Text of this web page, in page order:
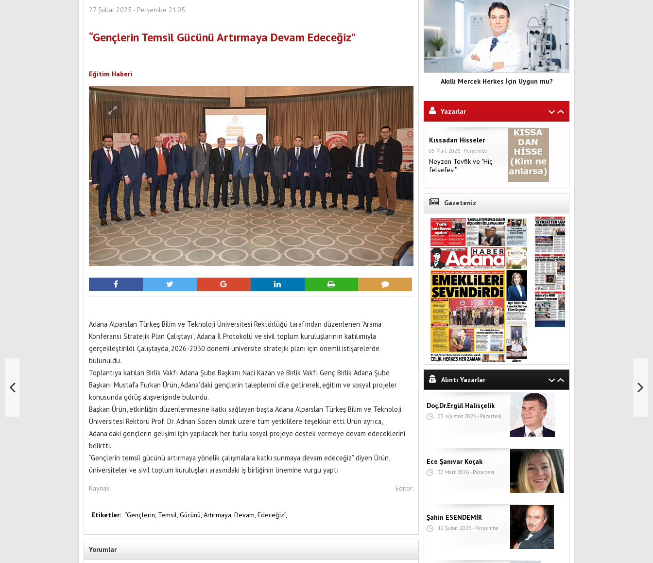
27 Şubat 2025 - Perşembe 21:05
“Gençlerin Temsil Gücünü Artırmaya Devam Edeceğiz”
Eğitim Haberi
Adana Alparslan Türkeş Bilim ve Teknoloji Üniversitesi Rektörlüğü tarafından düzenlenen “Arama
Konferansı Stratejik Plan Çalıştayı”, Adana İl Protokolü ve sivil toplum kuruluşlarının katılımıyla
gerçekleştirildi. Çalıştayda, 2026-2030 dönemi üniversite stratejik planı için önemli istişarelerde
bulunuldu.
Toplantıya katılan Birlik Vakfı Adana Şube Başkanı Naci Kazan ve Birlik Vakfı Genç Birlik Adana Şube
Başkanı Mustafa Furkan Ürün, Adana’daki gençlerin taleplerini dile getirerek, eğitim ve sosyal projeler
konusunda görüş alışverişinde bulundu.
Başkan Ürün, etkinliğin düzenlenmesine katkı sağlayan başta Adana Alparslan Türkeş Bilim ve Teknoloji
Üniversitesi Rektörü Prof. Dr. Adnan Sözen olmak üzere tüm yetkililere teşekkür etti. Ürün ayrıca,
Adana’daki gençlerin gelişimi için yapılacak her türlü sosyal projeye destek vermeye devam edeceklerini
belirtti.
“Gençlerin temsil gücünü artırmaya yönelik çalışmalara katkı sunmaya devam edeceğiz” diyen Ürün,
üniversiteler ve sivil toplum kuruluşları arasındaki iş birliğinin önemine vurgu yaptı
Kaynak: Editör:
Etiketler: “Gençlerin, Temsil, Gücünü, Artırmaya, Devam, Edeceğiz”,
Yorumlar
Akıllı Mercek Herkes İçin Uygun mu?
Yazarlar
Kıssadan Hisseler
05 Mart 2026 - Perşembe
Neyzen Tevfik ve "Hiç
felsefesi"
Gazeteniz
Alıntı Yazarlar
Doç.Dr.Ergül Halisçelik
03 Ağustos 2026 - Pazartesi
Ece Şanıvar Koçak
30 Mart 2026 - Pazartesi
Şahin ESENDEMİR
12 Şubat 2026 - Perşembe